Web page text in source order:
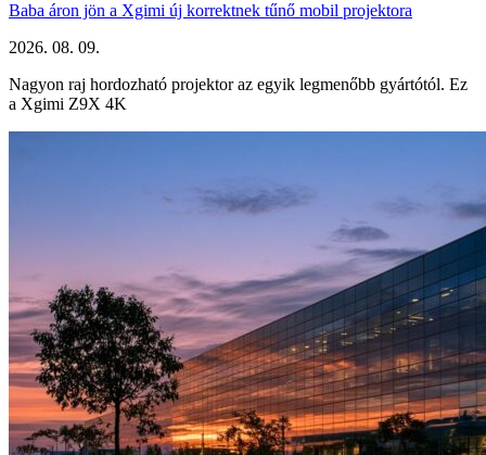
Baba áron jön a Xgimi új korrektnek tűnő mobil projektora
2026. 08. 09.
Nagyon raj hordozható projektor az egyik legmenőbb gyártótól. Ez
a Xgimi Z9X 4K